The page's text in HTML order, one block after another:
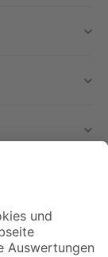
verpassen!